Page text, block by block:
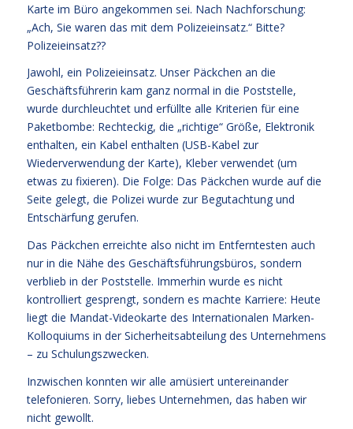
Karte im Büro angekommen sei. Nach Nachforschung:
„Ach, Sie waren das mit dem Polizeieinsatz.“ Bitte?
Polizeieinsatz??
Jawohl, ein Polizeieinsatz. Unser Päckchen an die
Geschäftsführerin kam ganz normal in die Poststelle,
wurde durchleuchtet und erfüllte alle Kriterien für eine
Paketbombe: Rechteckig, die „richtige“ Größe, Elektronik
enthalten, ein Kabel enthalten (USB-Kabel zur
Wiederverwendung der Karte), Kleber verwendet (um
etwas zu fixieren). Die Folge: Das Päckchen wurde auf die
Seite gelegt, die Polizei wurde zur Begutachtung und
Entschärfung gerufen.
Das Päckchen erreichte also nicht im Entferntesten auch
nur in die Nähe des Geschäftsführungsbüros, sondern
verblieb in der Poststelle. Immerhin wurde es nicht
kontrolliert gesprengt, sondern es machte Karriere: Heute
liegt die Mandat-Videokarte des Internationalen Marken-
Kolloquiums in der Sicherheitsabteilung des Unternehmens
– zu Schulungszwecken.
Inzwischen konnten wir alle amüsiert untereinander
telefonieren. Sorry, liebes Unternehmen, das haben wir
nicht gewollt.